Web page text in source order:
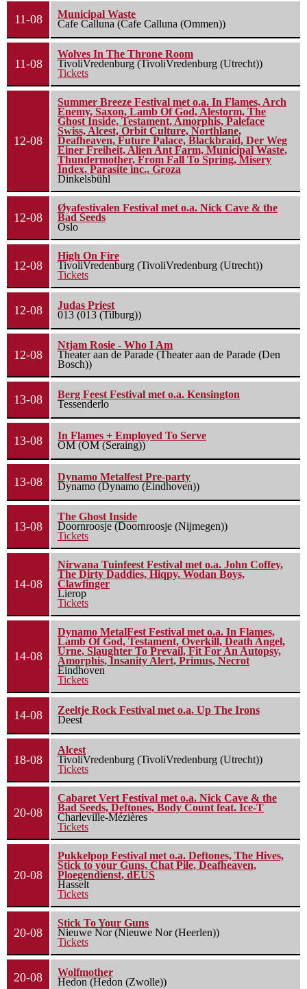
11-08
Municipal Waste
Cafe Calluna (Cafe Calluna (Ommen))
11-08
Wolves In The Throne Room
TivoliVredenburg (TivoliVredenburg (Utrecht))
Tickets
12-08
Summer Breeze Festival met o.a. In Flames, Arch
Enemy, Saxon, Lamb Of God, Alestorm, The
Ghost Inside, Testament, Amorphis, Paleface
Swiss, Alcest, Orbit Culture, Northlane,
Deafheaven, Future Palace, Blackbraid, Der Weg
Einer Freiheit, Alien Ant Farm, Municipal Waste,
Thundermother, From Fall To Spring, Misery
Index, Parasite inc., Groza
Dinkelsbühl
12-08
Øyafestivalen Festival met o.a. Nick Cave & the
Bad Seeds
Oslo
12-08
High On Fire
TivoliVredenburg (TivoliVredenburg (Utrecht))
Tickets
12-08
Judas Priest
013 (013 (Tilburg))
12-08
Ntjam Rosie - Who I Am
Theater aan de Parade (Theater aan de Parade (Den
Bosch))
13-08
Berg Feest Festival met o.a. Kensington
Tessenderlo
13-08
In Flames + Employed To Serve
OM (OM (Seraing))
13-08
Dynamo Metalfest Pre-party
Dynamo (Dynamo (Eindhoven))
13-08
The Ghost Inside
Doornroosje (Doornroosje (Nijmegen))
Tickets
14-08
Nirwana Tuinfeest Festival met o.a. John Coffey,
The Dirty Daddies, Hiqpy, Wodan Boys,
Clawfinger
Lierop
Tickets
14-08
Dynamo MetalFest Festival met o.a. In Flames,
Lamb Of God, Testament, Overkill, Death Angel,
Urne, Slaughter To Prevail, Fit For An Autopsy,
Amorphis, Insanity Alert, Primus, Necrot
Eindhoven
Tickets
14-08
Zeeltje Rock Festival met o.a. Up The Irons
Deest
18-08
Alcest
TivoliVredenburg (TivoliVredenburg (Utrecht))
Tickets
20-08
Cabaret Vert Festival met o.a. Nick Cave & the
Bad Seeds, Deftones, Body Count feat. Ice-T
Charleville-Mézières
Tickets
20-08
Pukkelpop Festival met o.a. Deftones, The Hives,
Stick to your Guns, Chat Pile, Deafheaven,
Ploegendienst, dEUS
Hasselt
Tickets
20-08
Stick To Your Guns
Nieuwe Nor (Nieuwe Nor (Heerlen))
Tickets
20-08
Wolfmother
Hedon (Hedon (Zwolle))